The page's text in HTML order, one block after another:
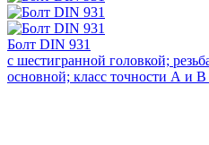
Болт DIN 931
с шестигранной головкой;
основной; класс точности А и В